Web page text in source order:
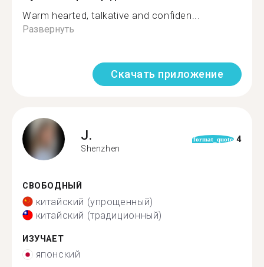
Warm hearted, talkative and confiden...
Развернуть
Скачать приложение
J.
Shenzhen
format_quote 4
СВОБОДНЫЙ
китайский (упрощенный)
китайский (традиционный)
ИЗУЧАЕТ
японский